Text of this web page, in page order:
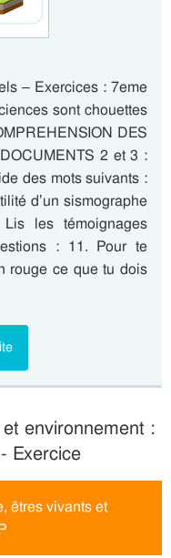
– Exercices : 7eme
sont chouettes
DES
2 et 3 :
des mots suivants :
d’un sismographe
les témoignages
: 11. Pour te
rouge ce que tu dois
environnement :
Exercice
êtres vivants et